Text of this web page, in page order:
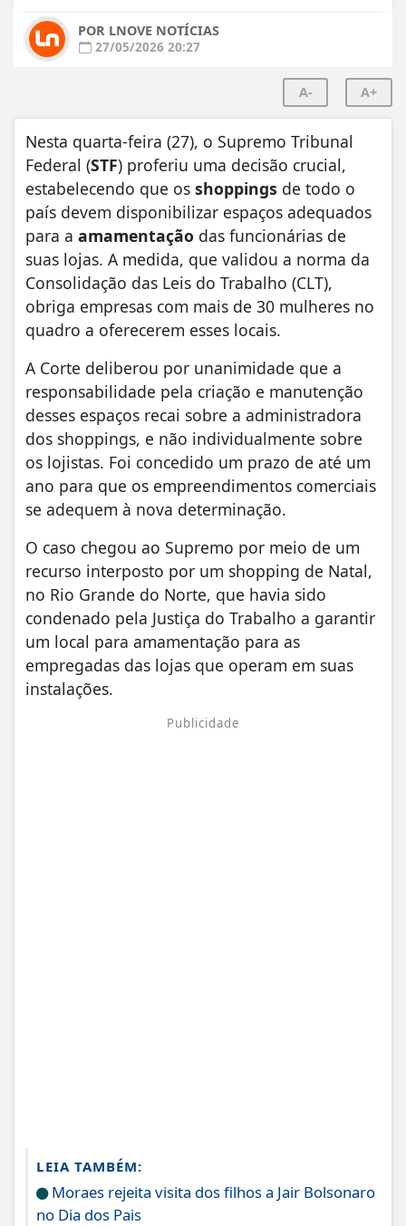
POR LNOVE NOTÍCIAS
27/05/2026 20:27
A- A+
Nesta quarta-feira (27), o Supremo Tribunal
Federal (STF) proferiu uma decisão crucial,
estabelecendo que os shoppings de todo o
país devem disponibilizar espaços adequados
para a amamentação das funcionárias de
suas lojas. A medida, que validou a norma da
Consolidação das Leis do Trabalho (CLT),
obriga empresas com mais de 30 mulheres no
quadro a oferecerem esses locais.
A Corte deliberou por unanimidade que a
responsabilidade pela criação e manutenção
desses espaços recai sobre a administradora
dos shoppings, e não individualmente sobre
os lojistas. Foi concedido um prazo de até um
ano para que os empreendimentos comerciais
se adequem à nova determinação.
O caso chegou ao Supremo por meio de um
recurso interposto por um shopping de Natal,
no Rio Grande do Norte, que havia sido
condenado pela Justiça do Trabalho a garantir
um local para amamentação para as
empregadas das lojas que operam em suas
instalações.
Publicidade
LEIA TAMBÉM:
Moraes rejeita visita dos filhos a Jair Bolsonaro
no Dia dos Pais